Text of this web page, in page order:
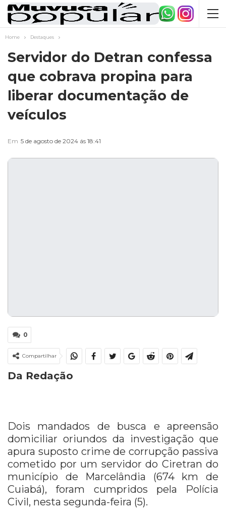
Home Destaques
Servidor do Detran confessa
que cobrava propina para
liberar documentação de
veículos
Em 5 de agosto de 2024 ás 18:41
0
Compartilhar
Da Redação
Dois mandados de busca e apreensão
domiciliar oriundos da investigação que
apura suposto crime de corrupção passiva
cometido por um servidor do Ciretran do
município de Marcelândia (674 km de
Cuiabá), foram cumpridos pela Polícia
Civil, nesta segunda-feira (5).